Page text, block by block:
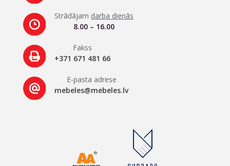
Strādājam darba dienās
8.00 – 16.00
Fakss
+371 671 481 66
E-pasta adrese
mebeles@mebeles.lv